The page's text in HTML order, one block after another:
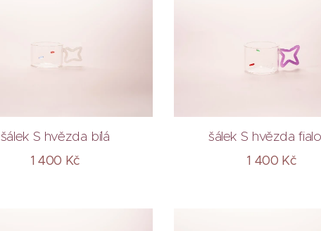
šálek S hvězda bílá
1 400 Kč
šálek S hvězda
1 400 Kč